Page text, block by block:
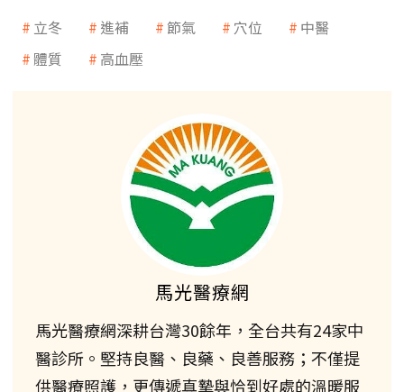
立冬 進補 節氣 穴位
中醫
體質
高血壓
馬光醫療網
馬光醫療網深耕台灣30餘年，全台共有24家中
醫診所。堅持良醫、良藥、良善服務；不僅提
供醫療照護，更傳遞真摯與恰到好處的溫暖服